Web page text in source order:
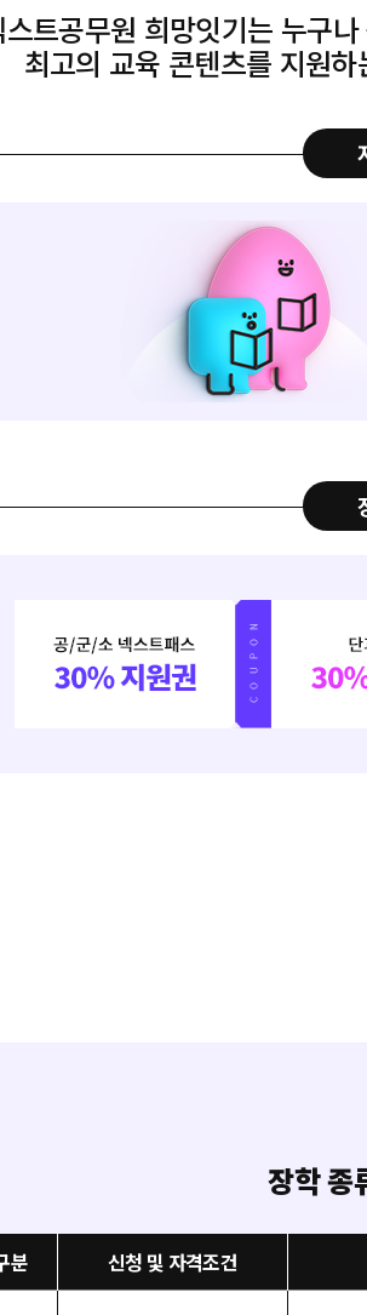
트공무원 희망잇기는 누구
최고의 교육 콘텐츠를 지원하
장학 종
분 신청 및 자격조건